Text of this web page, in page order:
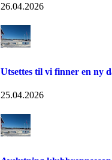
26.04.2026
Utsettes til vi finner en ny
25.04.2026